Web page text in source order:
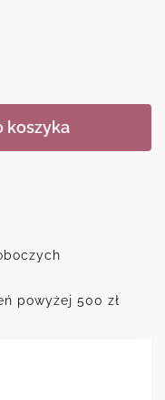
koszyka
powyżej 500 zł